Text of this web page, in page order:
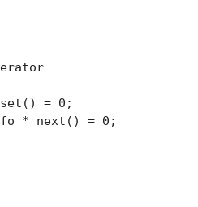
= 0;
* next() = 0;